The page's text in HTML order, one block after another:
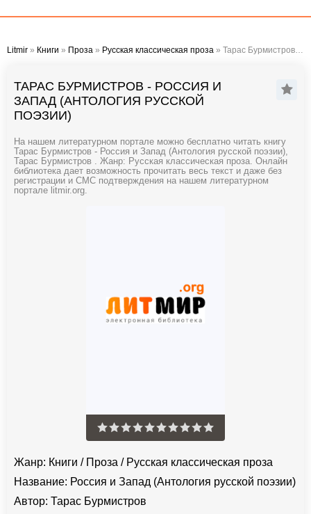
Litmir » Книги » Проза » Русская классическая проза » Тарас Бурмистров - Россия и Запад (Антология русской поэзии)
ТАРАС БУРМИСТРОВ - РОССИЯ И
ЗАПАД (АНТОЛОГИЯ РУССКОЙ
ПОЭЗИИ)
На нашем литературном портале можно бесплатно читать книгу
Тарас Бурмистров - Россия и Запад (Антология русской поэзии),
Тарас Бурмистров . Жанр: Русская классическая проза. Онлайн
библиотека дает возможность прочитать весь текст и даже без
регистрации и СМС подтверждения на нашем литературном
портале litmir.org.
Жанр: Книги / Проза / Русская классическая проза
Название: Россия и Запад (Антология русской поэзии)
Автор: Тарас Бурмистров